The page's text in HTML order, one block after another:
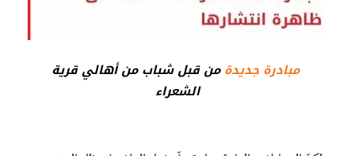
مبادرة جديدةمن قبل شباب من أهالي قرية
الشعراء